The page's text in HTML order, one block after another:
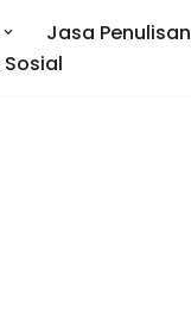
Jasa Penulisan